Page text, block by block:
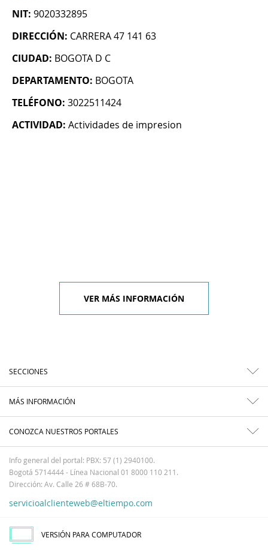
NIT: 9020332895
DIRECCIÓN: CARRERA 47 141 63
CIUDAD: BOGOTA D C
DEPARTAMENTO: BOGOTA
TELÉFONO: 3022511424
ACTIVIDAD: Actividades de impresion
VER MÁS INFORMACIÓN
SECCIONES
MÁS INFORMACIÓN
CONOZCA NUESTROS PORTALES
Info general del portal: PBX: 57 (1) 2940100.
Bogotá 5714444 - Línea Nacional 01 8000 110 211.
Dirección: Av. Calle 26 # 68B-70.
servicioalclienteweb@eltiempo.com
VERSIÓN PARA COMPUTADOR